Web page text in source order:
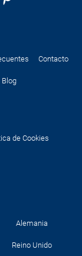
Contacto
Blog
de Cookies
Alemania
Reino Unido